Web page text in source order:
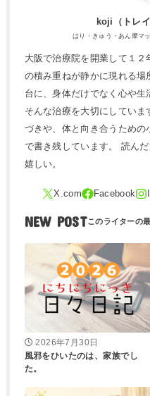
koji（トレ​
はり・きゅう・あん摩マ
大阪で治療院を開業して１
の積み重ねが静かに現れる
台に、身体だけでなく心や生
そんな治療を大切にしてい
づきや、体と向き合うため
で書き残しています。 読ん
嬉しい。
NEW POST
2026年7月30日
風邪をひいたのは、家族でし
た。